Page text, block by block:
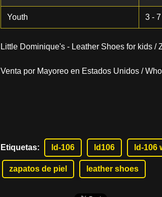
Youth 3 - 7
Little Dominique's - Leather Shoes for kids /
Venta por Mayoreo en Estados Unidos /
Etiquetas: ld-106 ld106 ld-106
zapatos de piel leather shoes